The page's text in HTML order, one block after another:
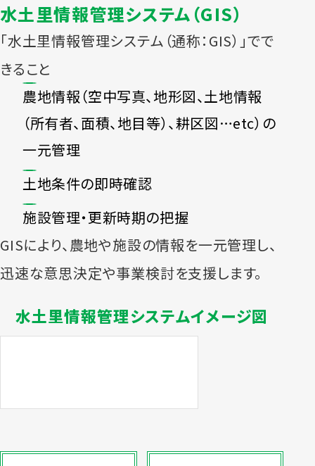
水土里情報管理システム（GIS）
「水土里情報管理システム（通称：GIS）」でで
きること
農地情報（空中写真、地形図、土地情報
（所有者、面積、地目等）、耕区図…etc）の
一元管理
土地条件の即時確認
施設管理・更新時期の把握
GISにより、農地や施設の情報を一元管理し、
迅速な意思決定や事業検討を支援します。
水土里情報管理システムイメージ図